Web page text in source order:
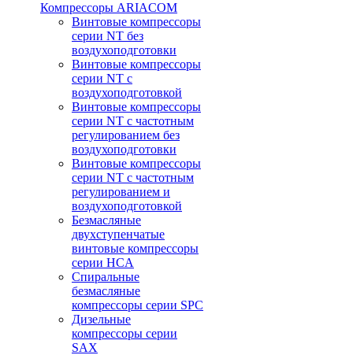
Компрессоры ARIACOM
Винтовые компрессоры
серии NT без
воздухоподготовки
Винтовые компрессоры
серии NT c
воздухоподготовкой
Винтовые компрессоры
серии NT с частотным
регулированием без
воздухоподготовки
Винтовые компрессоры
серии NT с частотным
регулированием и
воздухоподготовкой
Безмасляные
двухступенчатые
винтовые компрессоры
серии HCA
Спиральные
безмасляные
компрессоры серии SPC
Дизельные
компрессоры серии
SAX